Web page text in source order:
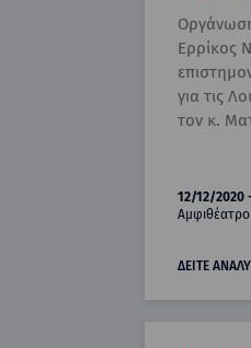
Ερρίκος
για τις
τον κ.
12/12/2020
ΔΕΙΤΕ